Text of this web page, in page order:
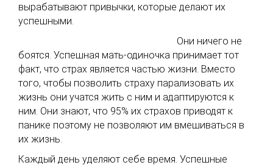
вырабатывают привычки, которые делают их
успешными.
Они ничего не
боятся. Успешная мать-одиночка принимает тот
факт, что страх является частью жизни. Вместо
того, чтобы позволить страху парализовать их
жизнь они учатся жить с ним и адаптируются к
ним. Они знают, что 95% их страхов приводят к
панике поэтому не позволяют им вмешиваться в
их жизнь.
Каждый день уделяют себе время. Успешные